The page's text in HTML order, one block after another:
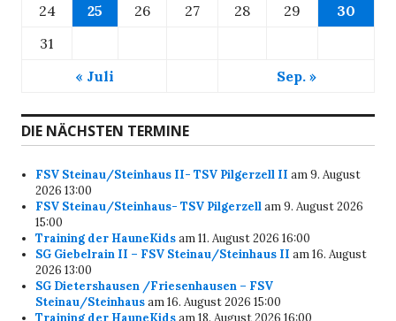
24
25 26 27 28 29
30
31
« Juli
Sep. »
DIE NÄCHSTEN TERMINE
FSV Steinau/Steinhaus II- TSV Pilgerzell II am 9. August
2026 13:00
FSV Steinau/Steinhaus- TSV Pilgerzellam 9. August 2026
15:00
Training der HauneKidsam 11. August 2026 16:00
SG Giebelrain II – FSV Steinau/Steinhaus II am 16. August
2026 13:00
SG Dietershausen /Friesenhausen – FSV
Steinau/Steinhausam 16. August 2026 15:00
Training der HauneKidsam 18. August 2026 16:00